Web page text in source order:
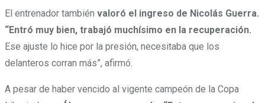
El entrenador también valoró el ingreso de Nicolás Guerra.
“Entró muy bien, trabajó muchísimo en la recuperación.
Ese ajuste lo hice por la presión, necesitaba que los
delanteros corran más”, afirmó.
A pesar de haber vencido al vigente campeón de la Copa